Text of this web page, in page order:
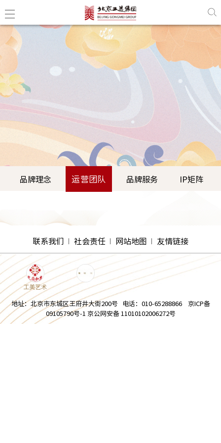
品牌理念 运营团队 品牌服务 IP矩阵
联系我们 社会责任 网站地图 友情链接
工美艺术
地址：北京市东城区王府井大街200号 电话：010-65288866 京ICP备
09105790号-1 京公网安备 11010102006272号